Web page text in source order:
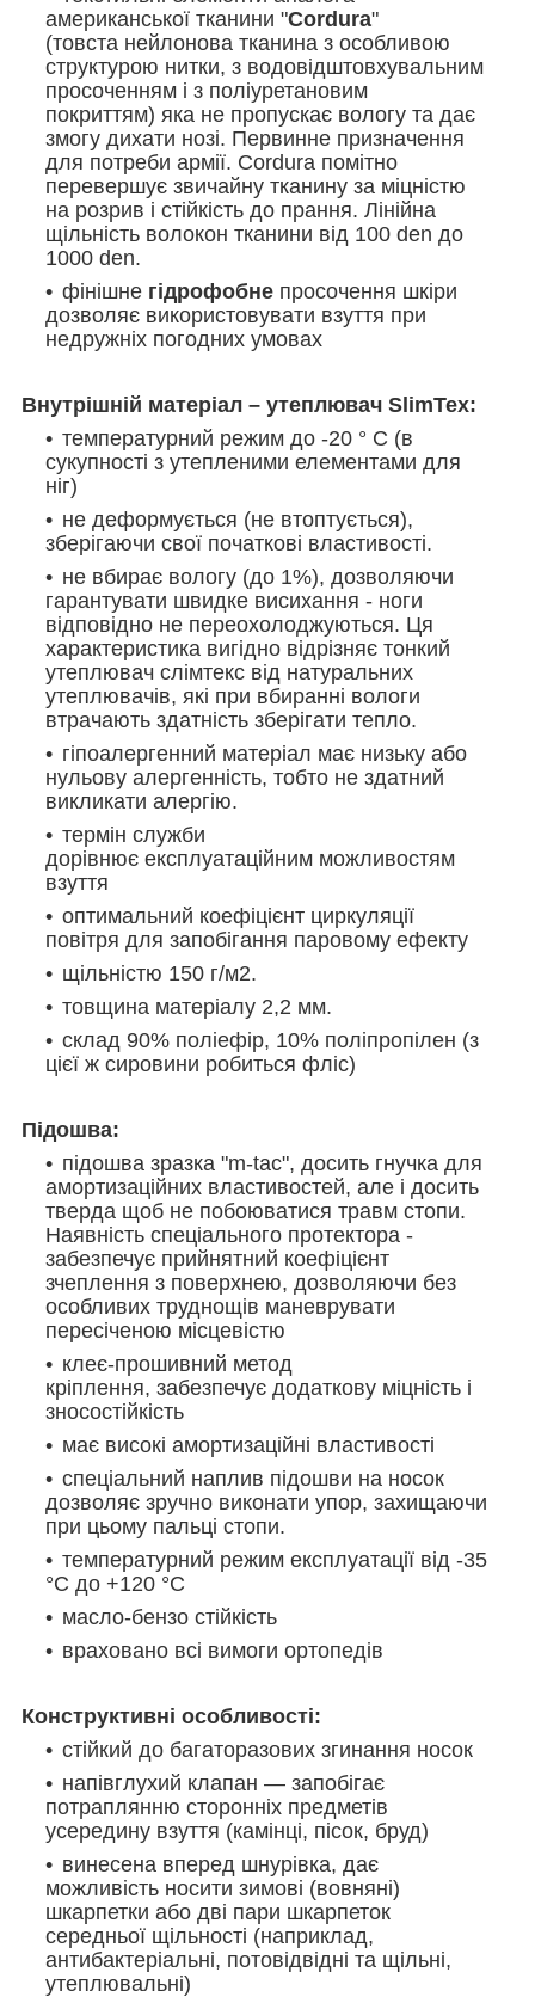
американської тканини "Cordura"
(товста нейлонова тканина з особливою
структурою нитки, з водовідштовхувальним
просоченням і з поліуретановим
покриттям) яка не пропускає вологу та дає
змогу дихати нозі. Первинне призначення
для потреби армії. Cordura помітно
перевершує звичайну тканину за міцністю
на розрив і стійкість до прання. Лінійна
щільність волокон тканини від 100 den до
1000 den.
фінішне гідрофобне просочення шкіри
дозволяє використовувати взуття при
недружніх погодних умовах
Внутрішній матеріал – утеплювач SlimTex:
температурний режим до -20 ° С (в
сукупності з утепленими елементами для
ніг)
не деформується (не втоптується),
зберігаючи свої початкові властивості.
не вбирає вологу (до 1%), дозволяючи
гарантувати швидке висихання - ноги
відповідно не переохолоджуються. Ця
характеристика вигідно відрізняє тонкий
утеплювач слімтекс від натуральних
утеплювачів, які при вбиранні вологи
втрачають здатність зберігати тепло.
гіпоалергенний матеріал має низьку або
нульову алергенність, тобто не здатний
викликати алергію.
термін служби
дорівнює експлуатаційним можливостям
взуття
оптимальний коефіцієнт циркуляції
повітря для запобігання паровому ефекту
щільністю 150 г/м2.
товщина матеріалу 2,2 мм.
склад 90% поліефір, 10% поліпропілен (з
цієї ж сировини робиться фліс)
Підошва:
підошва зразка "m-tac", досить гнучка для
амортизаційних властивостей, але і досить
тверда щоб не побоюватися травм стопи.
Наявність спеціального протектора -
забезпечує прийнятний коефіцієнт
зчеплення з поверхнею, дозволяючи без
особливих труднощів маневрувати
пересіченою місцевістю
клеє-прошивний метод
кріплення, забезпечує додаткову міцність і
зносостійкість
має високі амортизаційні властивості
спеціальний наплив підошви на носок
дозволяє зручно виконати упор, захищаючи
при цьому пальці стопи.
температурний режим експлуатації від -35
°C до +120 °C
масло-бензо стійкість
враховано всі вимоги ортопедів
Конструктивні особливості:
стійкий до багаторазових згинання носок
напівглухий клапан — запобігає
потраплянню сторонніх предметів
усередину взуття (камінці, пісок, бруд)
винесена вперед шнурівка, дає
можливість носити зимові (вовняні)
шкарпетки або дві пари шкарпеток
середньої щільності (наприклад,
антибактеріальні, потовідвідні та щільні,
утеплювальні)